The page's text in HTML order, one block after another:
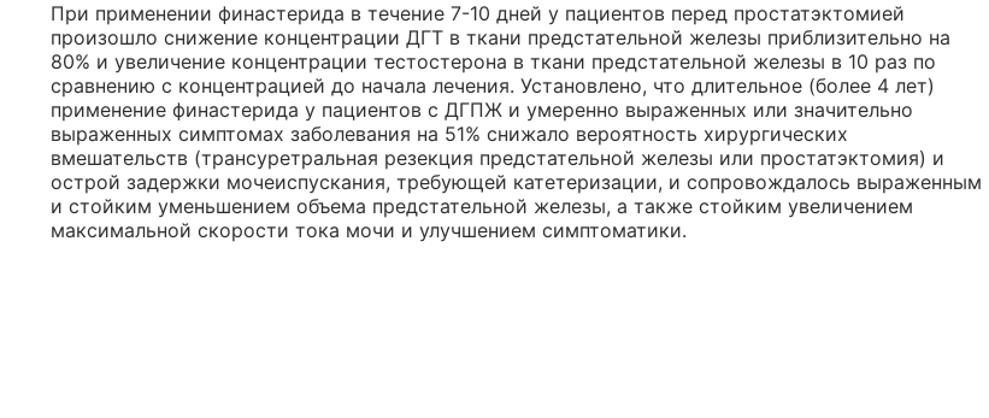
При применении финастерида в течение 7-10 дней у пациентов перед простатэктомией
произошло снижение концентрации ДГТ в ткани предстательной железы приблизительно на
80% и увеличение концентрации тестостерона в ткани предстательной железы в 10 раз по
сравнению с концентрацией до начала лечения. Установлено, что длительное (более 4 лет)
применение финастерида у пациентов с ДГПЖ и умеренно выраженных или значительно
выраженных симптомах заболевания на 51% снижало вероятность хирургических
вмешательств (трансуретральная резекция предстательной железы или простатэктомия) и
острой задержки мочеиспускания, требующей катетеризации, и сопровождалось выраженным
и стойким уменьшением объема предстательной железы, а также стойким увеличением
максимальной скорости тока мочи и улучшением симптоматики.